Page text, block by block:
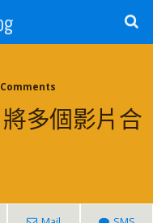
Comments
將多個影片合